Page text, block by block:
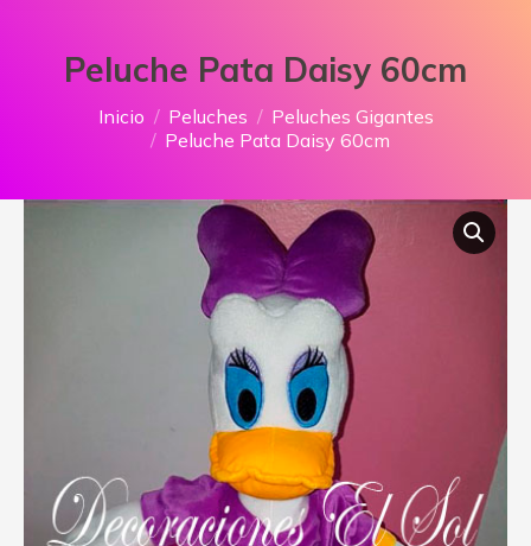
Peluche Pata Daisy 60cm
Estás aquí:
Inicio Peluches
Peluches Gigantes
Peluche Pata Daisy 60cm